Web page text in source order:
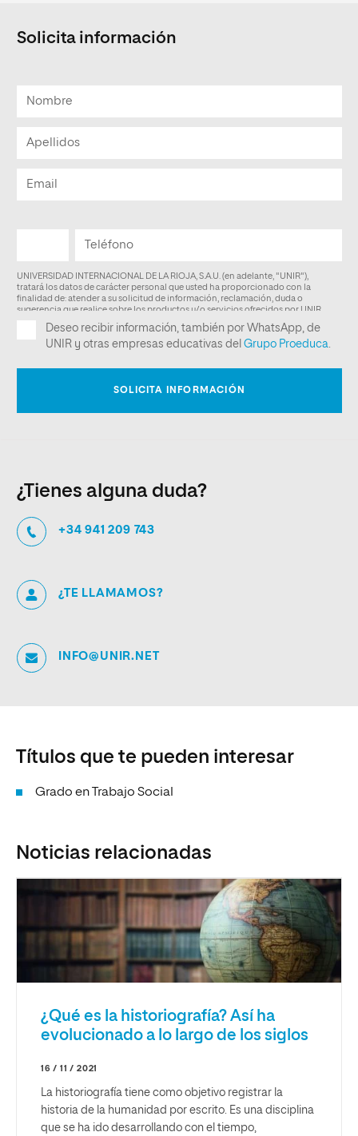
Solicita información
¿Tienes alguna duda?
+34 941 209 743
¿TE LLAMAMOS?
INFO@UNIR.NET
Títulos que te pueden interesar
Grado en Trabajo Social
Noticias relacionadas
¿Qué es la historiografía? Así ha
evolucionado a lo largo de los siglos
16 / 11 / 2021
La historiografía tiene como objetivo registrar la
historia de la humanidad por escrito. Es una disciplina
que se ha ido desarrollando con el tiempo,